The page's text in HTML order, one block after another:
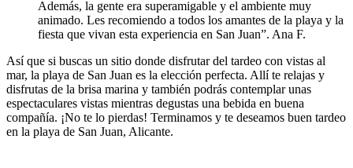
Además, la gente era superamigable y el ambiente muy
animado. Les recomiendo a todos los amantes de la playa y la
fiesta que vivan esta experiencia en San Juan”. Ana F.
Así que si buscas un sitio donde disfrutar del tardeo con vistas al
mar, la playa de San Juan es la elección perfecta. Allí te relajas y
disfrutas de la brisa marina y también podrás contemplar unas
espectaculares vistas mientras degustas una bebida en buena
compañía. ¡No te lo pierdas! Terminamos y te deseamos buen tardeo
en la playa de San Juan, Alicante.